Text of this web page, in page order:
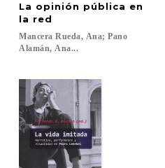
La opinión pública en
la red
Mancera Rueda, Ana; Pano
Alamán, Ana...